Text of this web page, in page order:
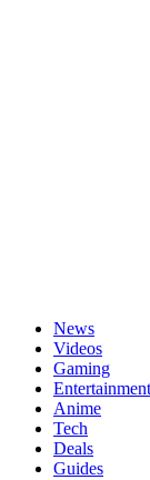
News
Videos
Gaming
Entertainment
Anime
Tech
Deals
Guides